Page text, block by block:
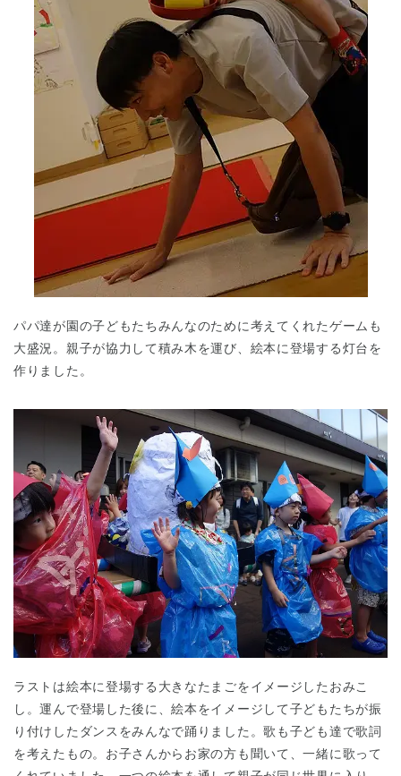
パパ達が園の子どもたちみんなのために考えてくれたゲームも
大盛況。親子が協力して積み木を運び、絵本に登場する灯台を
作りました。
ラストは絵本に登場する大きなたまごをイメージしたおみこ
し。運んで登場した後に、絵本をイメージして子どもたちが振
り付けしたダンスをみんなで踊りました。歌も子ども達で歌詞
を考えたもの。お子さんからお家の方も聞いて、一緒に歌って